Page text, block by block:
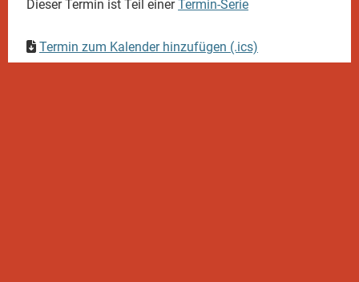
Dieser Termin ist Teil einerTermin-Serie
Termin zum Kalender hinzufügen (.ics)